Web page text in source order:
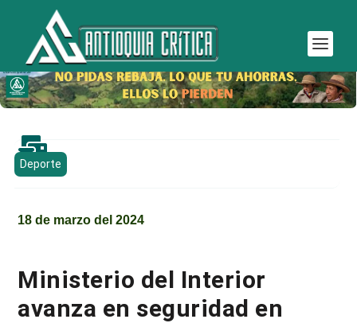

Deporte
18 de marzo del 2024
Ministerio del Interior
avanza en seguridad en